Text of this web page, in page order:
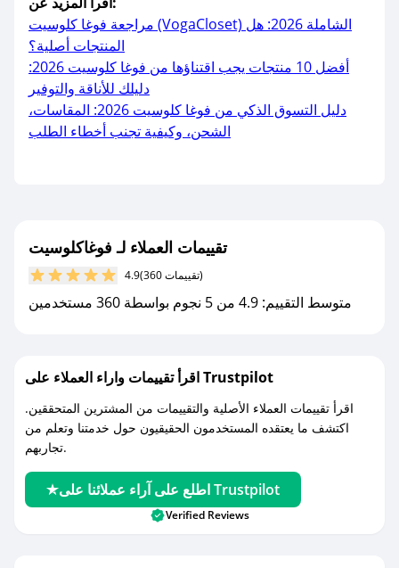
مراجعة فوغا كلوسيت (VogaCloset) الشاملة 2026: هل
المنتجات أصلية؟
أفضل 10 منتجات يجب اقتناؤها من فوغا كلوسيت 2026:
دليلك للأناقة والتوفير
دليل التسوق الذكي من فوغا كلوسيت 2026: المقاسات،
الشحن، وكيفية تجنب أخطاء الطلب
تقييمات العملاء لـ فوغاكلوسيت
4.9 (360 تقييمات)
متوسط التقييم: 4.9 من 5 نجوم بواسطة 360 مستخدمين
اقرأ تقييمات واراء العملاء على Trustpilot
اقرأ تقييمات العملاء الأصلية والتقييمات من المشترين المتحققين.
اكتشف ما يعتقده المستخدمون الحقيقيون حول خدمتنا وتعلم من
تجاربهم.
اطلع على آراء عملائنا على Trustpilot
Verified Reviews